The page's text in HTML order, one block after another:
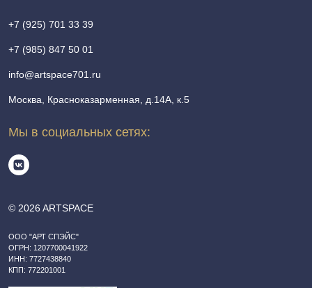
© 2026 ARTSPACE
ООО "АРТ СПЭЙС"
ОГРН: 1207700041922
ИНН: 7727438840
КПП: 772201001
+7 (925) 701 33 39
+7 (985) 847 50 01
info@artspace701.ru
Москва, Красноказарменная, д.14А, к.5
Мы в социальных сетях: